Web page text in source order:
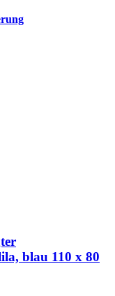
blau 110 x 80